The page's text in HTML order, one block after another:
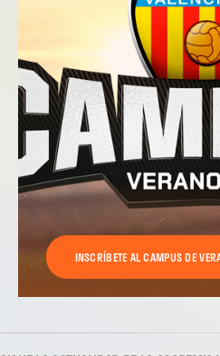
INSCRÍBETE AL CAMPUS DE